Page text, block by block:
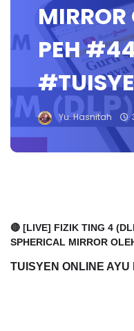
MIRROR
PEH
Yu. Hasnitah
🔴 [LIVE] FIZIK TING 4
SPHERICAL MIRROR
TUISYEN ONLINE